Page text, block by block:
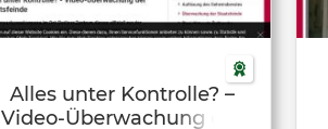
Alles unter Kontrolle? –
Video-Überwachung der